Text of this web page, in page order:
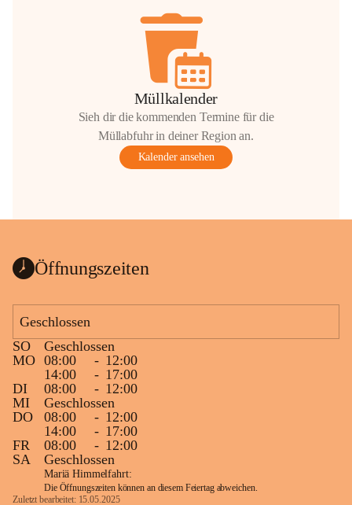
Müllkalender
Sieh dir die kommenden Termine für die
Müllabfuhr in deiner Region an.
Kalender ansehen
Öffnungszeiten
Geschlossen
SO
Geschlossen
MO 08:00 - 12:00
14:00
- 17:00
DI
08:00 - 12:00
MI
Geschlossen
DO
08:00 - 12:00
14:00
- 17:00
FR
08:00 - 12:00
SA
Geschlossen
Mariä Himmelfahrt:
Die Öffnungszeiten können an diesem Feiertag abweichen.
Zuletzt bearbeitet: 15.05.2025